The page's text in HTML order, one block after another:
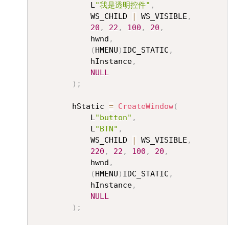
			L
"我是透明控件" ,
			WS_CHILD
| WS_VISIBLE ,
20 , 22 , 100 , 20 ,
			hwnd
,
( HMENU ) IDC_STATIC ,
			hInstance
,
NULL
) ;
		hStatic
= CreateWindow(
			L
"button" ,
			L
"BTN" ,
			WS_CHILD
| WS_VISIBLE ,
220 , 22 , 100 , 20 ,
			hwnd
,
( HMENU ) IDC_STATIC ,
			hInstance
,
NULL
) ;